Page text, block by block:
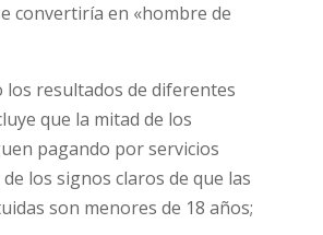
convertiría en «hombre de
los resultados de diferentes
que la mitad de los
pagando por servicios
los signos claros de que las
son menores de 18 años;